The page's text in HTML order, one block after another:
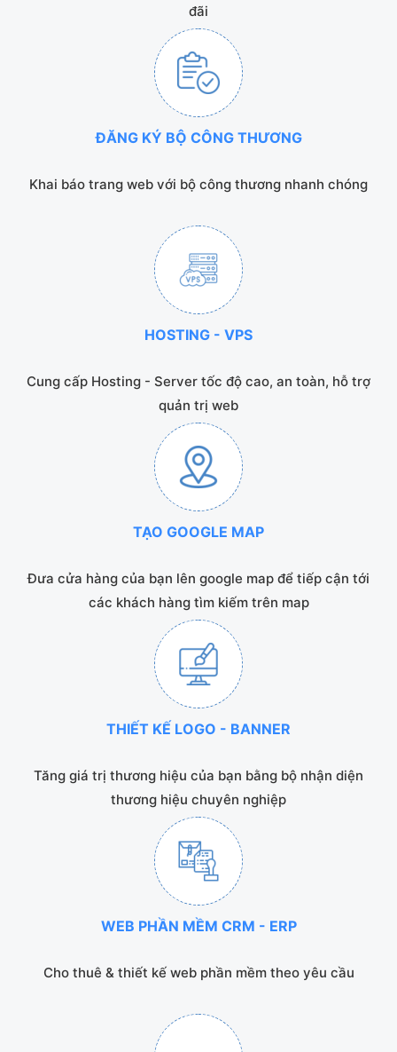
đãi
ĐĂNG KÝ BỘ CÔNG THƯƠNG
Khai báo trang web với bộ công thương nhanh chóng
HOSTING - VPS
Cung cấp Hosting - Server tốc độ cao, an toàn, hỗ trợ
quản trị web
TẠO GOOGLE MAP
Đưa cửa hàng của bạn lên google map để tiếp cận tới
các khách hàng tìm kiếm trên map
THIẾT KẾ LOGO - BANNER
Tăng giá trị thương hiệu của bạn bằng bộ nhận diện
thương hiệu chuyên nghiệp
WEB PHẦN MỀM CRM - ERP
Cho thuê & thiết kế web phần mềm theo yêu cầu